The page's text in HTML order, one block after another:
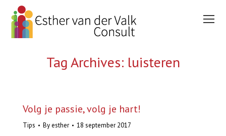
Tag Archives: luisteren
Volg je passie, volg je hart!
Tips Byesther 18 september 2017